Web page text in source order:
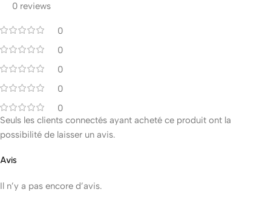
0 reviews
0
0
0
0
0
Avis
Il n’y a pas encore d’avis.
Seuls les clients connectés ayant acheté ce produit ont la
possibilité de laisser un avis.